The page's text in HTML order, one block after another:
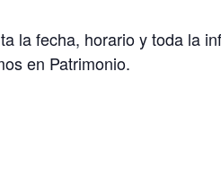
la fecha, horario y toda la
en Patrimonio.